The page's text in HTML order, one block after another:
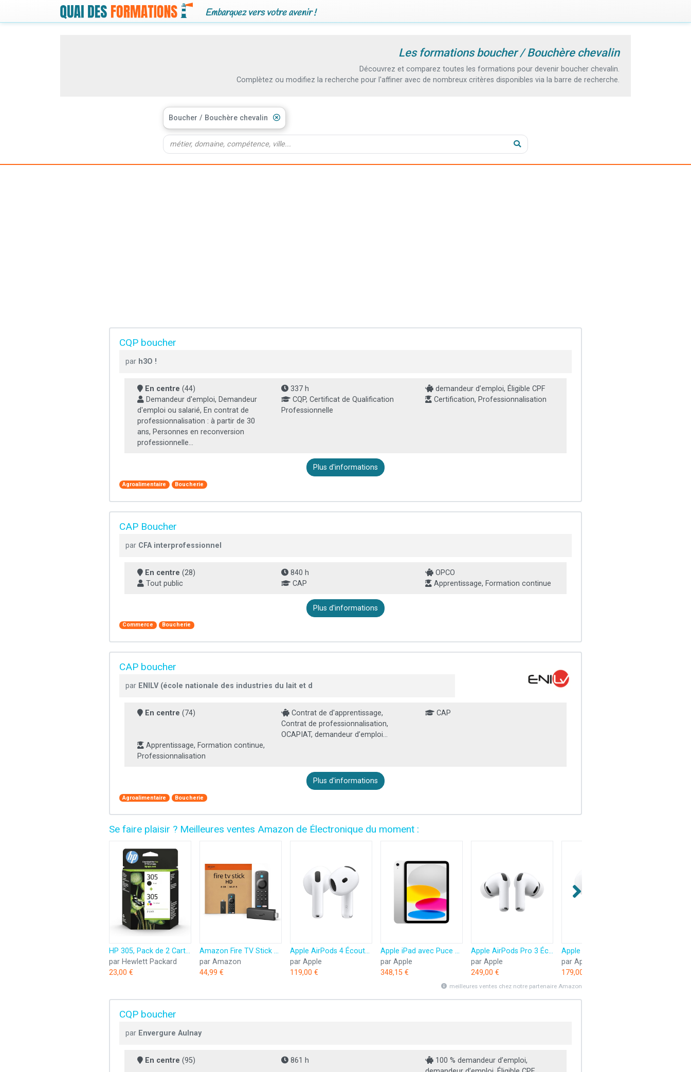
Embarquez vers votre avenir !
Les formations boucher / Bouchère chevalin
Découvrez et comparez toutes les formations pour devenir boucher chevalin.
Complètez ou modifiez la recherche pour l'affiner avec de nombreux critères disponibles via la barre de recherche.
Boucher / Bouchère chevalin
CQP boucher
par h3O !
En centre (44) 337 h
demandeur d’emploi, Éligible CPF
Demandeur d'emploi, Demandeur
d'emploi ou salarié, En contrat de
professionnalisation : à partir de 30
ans, Personnes en reconversion
professionnelle...
CQP, Certificat de Qualification
Professionnelle
Certification, Professionnalisation
Plus d'informations
Agroalimentaire Boucherie
CAP Boucher
par CFA interprofessionnel
En centre (28) 840 h
OPCO
Tout public
CAP Apprentissage, Formation continue
Plus d'informations
Commerce Boucherie
CAP boucher
par ENILV (école nationale des industries du lait et d
En centre (74)
Contrat de d'apprentissage,
Contrat de professionnalisation,
OCAPIAT, demandeur d’emploi...
CAP
Apprentissage, Formation continue,
Professionnalisation
Plus d'informations
Agroalimentaire Boucherie
Se faire plaisir ? Meilleures ventes Amazon de Électronique du moment :
HP 305, Pack de 2 Cartouches d’Encre Originales, 6ZD17AE, Noir, Cyan, Jaune, Magenta
par Hewlett Packard
23,00 €
Amazon Fire TV Stick HD (Nouvelle génération) | TV gratuite et en direct, télécommande vocale Alexa, contrôle de la maison connectée, streaming HD
par Amazon
44,99 €
Apple AirPods 4 Écouteurs sans Fil, Casques et écouteurs Bluetooth, Audio Spatial personnalisé, résistance à la Transpiration et l’Eau, boîtier de Charge USB-C, Puce H2, Jusqu’à 24 Heures d’autonomie
par Apple
119,00 €
Apple iPad avec Puce A16 : Écran Liquid Retina 11 Pouces, 128 Go, Wi-FI 6, caméras Avant/arrière 12 Mpx, Touch ID, autonomie d’Une journée – Argent
par Apple
348,15 €
Apple AirPods Pro 3 Écouteurs sans Fil, réduction Active du Bruit, détection de la fréquence Cardiaque, écouteurs Bluetooth, Audio Spatial, Son Haute-fidélité, Recharge USB-C
par Apple
249,00 €
par Apple
179,00 €
meilleures ventes chez notre partenaire Amazon
CQP boucher
par Envergure Aulnay
En centre (95) 861 h
100 % demandeur d’emploi,